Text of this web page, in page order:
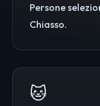
Persone
Chiasso.
🐱